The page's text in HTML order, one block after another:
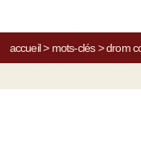
accueil> mots-clés> drom